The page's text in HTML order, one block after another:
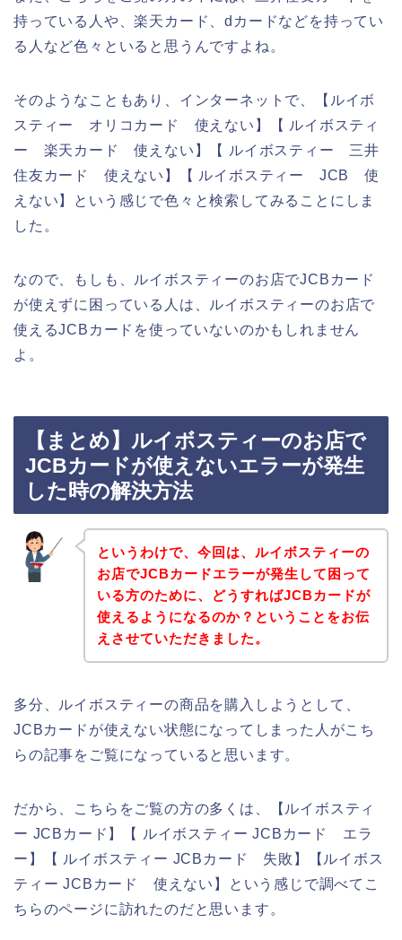
持っている人や、楽天カード、dカードなどを持ってい
る人など色々といると思うんですよね。
そのようなこともあり、インターネットで、【ルイボ
スティー オリコカード 使えない】【 ルイボスティ
ー 楽天カード 使えない】【 ルイボスティー 三井
住友カード 使えない】【 ルイボスティー JCB 使
えない】という感じで色々と検索してみることにしま
した。
なので、もしも、ルイボスティーのお店でJCBカード
が使えずに困っている人は、ルイボスティーのお店で
使えるJCBカードを使っていないのかもしれません
よ。
【まとめ】ルイボスティーのお店で
JCBカードが使えないエラーが発生
した時の解決方法
というわけで、今回は、ルイボスティーの
お店でJCBカードエラーが発生して困って
いる方のために、どうすればJCBカードが
使えるようになるのか？ということをお伝
えさせていただきました。
多分、ルイボスティーの商品を購入しようとして、
JCBカードが使えない状態になってしまった人がこち
らの記事をご覧になっていると思います。
だから、こちらをご覧の方の多くは、【ルイボスティ
ー JCBカード】【 ルイボスティー JCBカード エラ
ー】【 ルイボスティー JCBカード 失敗】【ルイボス
ティー JCBカード 使えない】という感じで調べてこ
ちらのページに訪れたのだと思います。